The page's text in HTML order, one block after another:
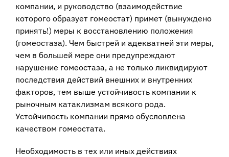
компании, и руководство (взаимодействие
которого образует гомеостат) примет (вынуждено
принять!) меры к восстановлению положения
(гомеостаза). Чем быстрей и адекватней эти меры,
чем в большей мере они предупреждают
нарушение гомеостаза, а не только ликвидируют
последствия действий внешних и внутренних
факторов, тем выше устойчивость компании к
рыночным катаклизмам всякого рода.
Устойчивость компании прямо обусловлена
качеством гомеостата.
Необходимость в тех или иных действиях